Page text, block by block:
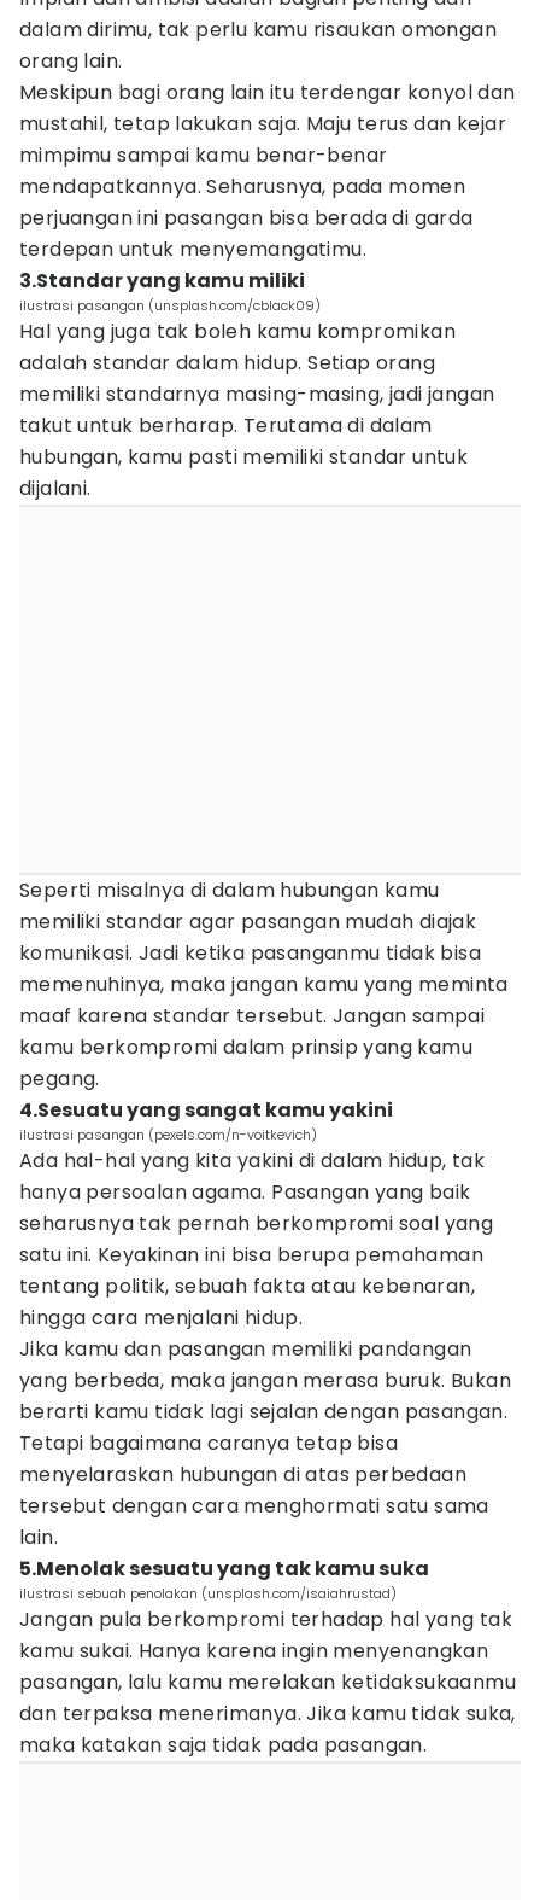
dalam dirimu, tak perlu kamu risaukan omongan
orang lain.
Meskipun bagi orang lain itu terdengar konyol dan
mustahil, tetap lakukan saja. Maju terus dan kejar
mimpimu sampai kamu benar-benar
mendapatkannya. Seharusnya, pada momen
perjuangan ini pasangan bisa berada di garda
terdepan untuk menyemangatimu.
3.Standar yang kamu miliki
ilustrasi pasangan (unsplash.com/cblack09)
Hal yang juga tak boleh kamu kompromikan
adalah standar dalam hidup. Setiap orang
memiliki standarnya masing-masing, jadi jangan
takut untuk berharap. Terutama di dalam
hubungan, kamu pasti memiliki standar untuk
dijalani.
Seperti misalnya di dalam hubungan kamu
memiliki standar agar pasangan mudah diajak
komunikasi. Jadi ketika pasanganmu tidak bisa
memenuhinya, maka jangan kamu yang meminta
maaf karena standar tersebut. Jangan sampai
kamu berkompromi dalam prinsip yang kamu
pegang.
4.Sesuatu yang sangat kamu yakini
ilustrasi pasangan (pexels.com/n-voitkevich)
Ada hal-hal yang kita yakini di dalam hidup, tak
hanya persoalan agama. Pasangan yang baik
seharusnya tak pernah berkompromi soal yang
satu ini. Keyakinan ini bisa berupa pemahaman
tentang politik, sebuah fakta atau kebenaran,
hingga cara menjalani hidup.
Jika kamu dan pasangan memiliki pandangan
yang berbeda, maka jangan merasa buruk. Bukan
berarti kamu tidak lagi sejalan dengan pasangan.
Tetapi bagaimana caranya tetap bisa
menyelaraskan hubungan di atas perbedaan
tersebut dengan cara menghormati satu sama
lain.
5.Menolak sesuatu yang tak kamu suka
ilustrasi sebuah penolakan (unsplash.com/isaiahrustad)
Jangan pula berkompromi terhadap hal yang tak
kamu sukai. Hanya karena ingin menyenangkan
pasangan, lalu kamu merelakan ketidaksukaanmu
dan terpaksa menerimanya. Jika kamu tidak suka,
maka katakan saja tidak pada pasangan.